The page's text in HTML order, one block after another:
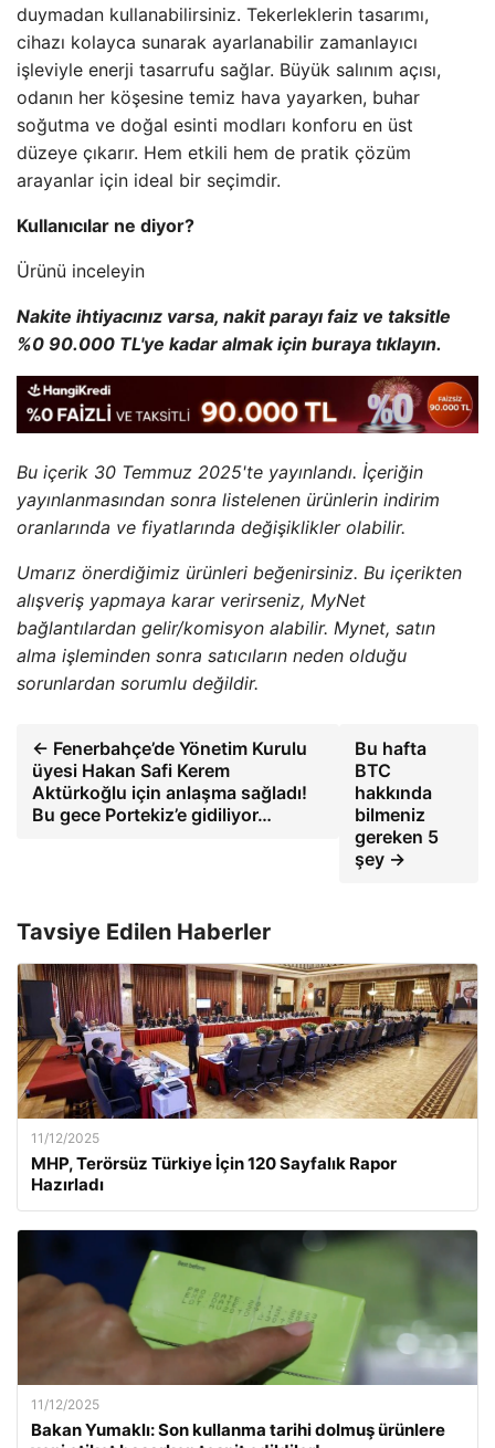
duymadan kullanabilirsiniz. Tekerleklerin tasarımı,
cihazı kolayca sunarak ayarlanabilir zamanlayıcı
işleviyle enerji tasarrufu sağlar. Büyük salınım açısı,
odanın her köşesine temiz hava yayarken, buhar
soğutma ve doğal esinti modları konforu en üst
düzeye çıkarır. Hem etkili hem de pratik çözüm
arayanlar için ideal bir seçimdir.
Kullanıcılar ne diyor?
Ürünü inceleyin
Nakite ihtiyacınız varsa, nakit parayı faiz ve taksitle
%0 90.000 TL'ye kadar almak için buraya tıklayın.
Bu içerik 30 Temmuz 2025'te yayınlandı. İçeriğin
yayınlanmasından sonra listelenen ürünlerin indirim
oranlarında ve fiyatlarında değişiklikler olabilir.
Umarız önerdiğimiz ürünleri beğenirsiniz. Bu içerikten
alışveriş yapmaya karar verirseniz, MyNet
bağlantılardan gelir/komisyon alabilir. Mynet, satın
alma işleminden sonra satıcıların neden olduğu
sorunlardan sorumlu değildir.
← Fenerbahçe’de Yönetim Kurulu
üyesi Hakan Safi Kerem
Aktürkoğlu için anlaşma sağladı!
Bu gece Portekiz’e gidiliyor…
Bu hafta
BTC
hakkında
bilmeniz
gereken 5
şey →
Tavsiye Edilen Haberler
11/12/2025
MHP, Terörsüz Türkiye İçin 120 Sayfalık Rapor
Hazırladı
11/12/2025
Bakan Yumaklı: Son kullanma tarihi dolmuş ürünlere